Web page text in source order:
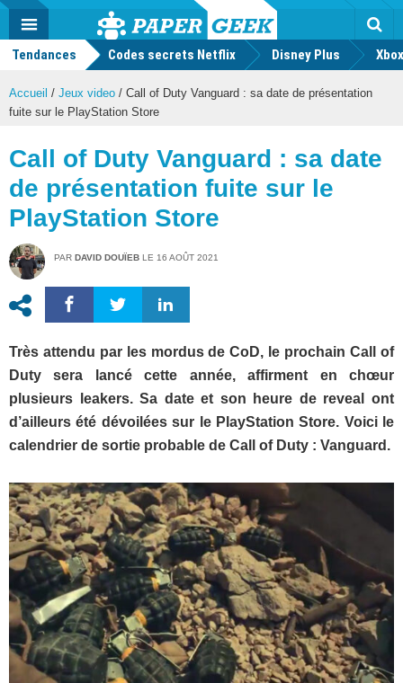
Actu
geek
MENU
Tendances Codes secrets Netflix Disney Plus
Accueil / Jeux video / Call of Duty Vanguard : sa date de présentation
fuite sur le PlayStation Store
Call of Duty Vanguard : sa date
de présentation fuite sur le
PlayStation Store
PAR DAVID DOUÏEB LE 16 AOÛT 2021
Très attendu par les mordus de CoD, le prochain Call of
Duty sera lancé cette année, affirment en chœur
plusieurs leakers. Sa date et son heure de reveal ont
d’ailleurs été dévoilées sur le PlayStation Store. Voici le
calendrier de sortie probable de Call of Duty : Vanguard.
Mode
FacebookTwitter Youtube